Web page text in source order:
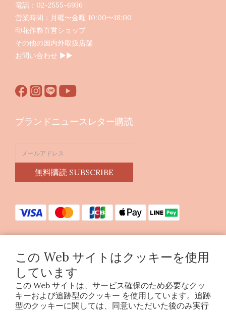
この Web サイトはクッキーを使用
しています
この Web サイトは、サービス確保のため必要なクッ
キーおよび追跡型のクッキー を使用しています。追跡
型のクッキーに関しては、同意いただいた後のみ実行
電話：02-2555-6936
営業時間：月曜〜金曜 10:00〜18:00
印花作夥直営ショップ
その他の国内外取扱店舗
お問い合わせ ▶︎▶︎
ブランドニュースレター購読
無料購読 SUBSCRIBE
Copyright © 2023 印花樂美感生活股份有限公司